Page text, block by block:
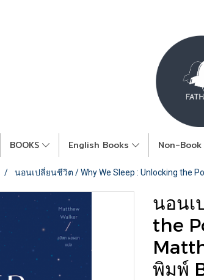
BOOKS English Books Non-
นอนเปลี่ยนชีวิต / Why We Sleep : Unlocking the
นอนเ
the
พิมพ์